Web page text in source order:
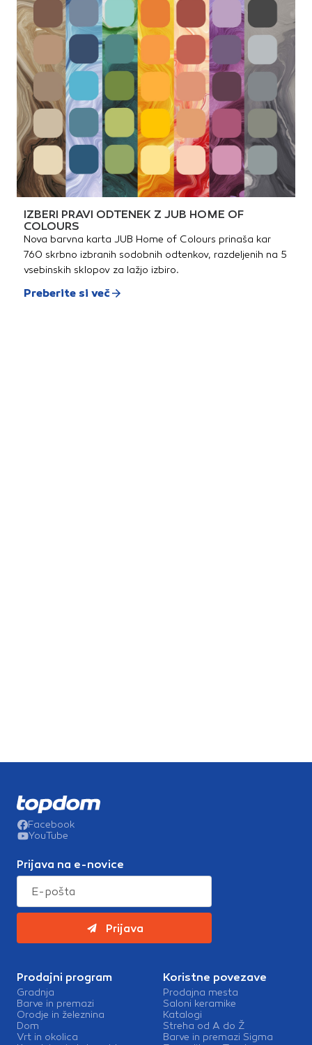
IZBERI PRAVI ODTENEK Z JUB HOME OF
COLOURS
Nova barvna karta JUB Home of Colours prinaša kar
760 skrbno izbranih sodobnih odtenkov, razdeljenih na 5
vsebinskih sklopov za lažjo izbiro.
Preberite si več
Facebook
YouTube
Prijava na e-novice
Prijava
Prodajni program
Gradnja
Barve in premazi
Orodje in železnina
Dom
Vrt in okolica
Koristne povezave
Prodajna mesta
Saloni keramike
Katalogi
Streha od A do Ž
Barve in premazi Sigma